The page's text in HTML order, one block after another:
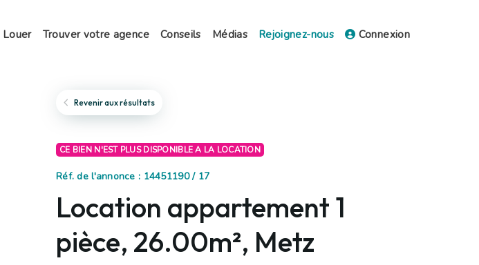
Louer Trouver votre agence Conseils Médias Rejoignez-nous Connexion
Revenir aux résultats
CE BIEN N'EST PLUS DISPONIBLE A LA LOCATION
Réf. de l'annonce : 14451190 / 17
Location appartement 1
pièce, 26.00m², Metz